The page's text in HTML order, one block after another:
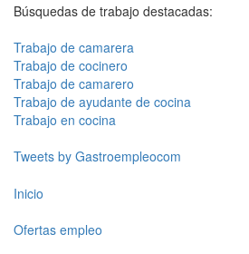
Búsquedas de trabajo destacadas:
Trabajo de camarera
Trabajo de cocinero
Trabajo de camarero
Trabajo de ayudante de cocina
Trabajo en cocina
Tweets by Gastroempleocom
Inicio
Ofertas empleo